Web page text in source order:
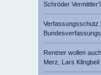
Schröder
Verfassungsschutz
Rentner wollen
Merz, Lars Klingbeil